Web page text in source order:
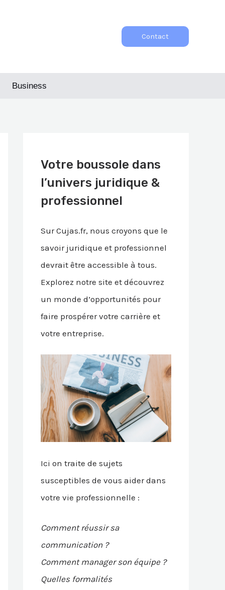
Contact
Business
Votre boussole dans
l’univers juridique &
professionnel
Sur Cujas.fr, nous croyons que le
savoir juridique et professionnel
devrait être accessible à tous.
Explorez notre site et découvrez
un monde d’opportunités pour
faire prospérer votre carrière et
votre entreprise.
Ici on traite de sujets
susceptibles de vous aider dans
votre vie professionnelle :
Comment réussir sa
communication ?
Comment manager son équipe ?
Quelles formalités